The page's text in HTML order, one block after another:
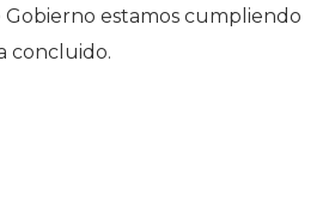
estamos cumpliendo
concluido.